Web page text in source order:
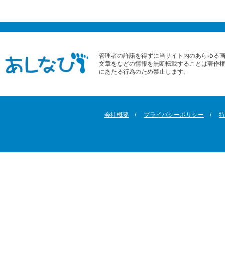
管理者の許諾を得ずに当サイト内のあらゆる
文章をなどの情報を無断転載することは著作
にあたる行為のため禁止します。
会社概要 プライバシーポリシー